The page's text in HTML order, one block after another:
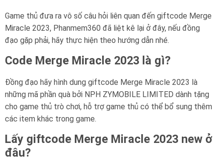
Game thủ đưa ra vô số câu hỏi liên quan đến giftcode Merge
Miracle 2023, Phanmem360 đã liệt kê lại ở đây, nếu đồng
đạo gặp phải, hãy thực hiện theo hướng dẫn nhé.
Code Merge Miracle 2023 là gì?
Đồng đạo hãy hình dung giftcode Merge Miracle 2023 là
những mã phần quà bởi NPH ZYMOBILE LIMITED dành tặng
cho game thủ trò chơi, hỗ trợ game thủ có thể bổ sung thêm
các item khác trong game.
Lấy giftcode Merge Miracle 2023 new ở
đâu?